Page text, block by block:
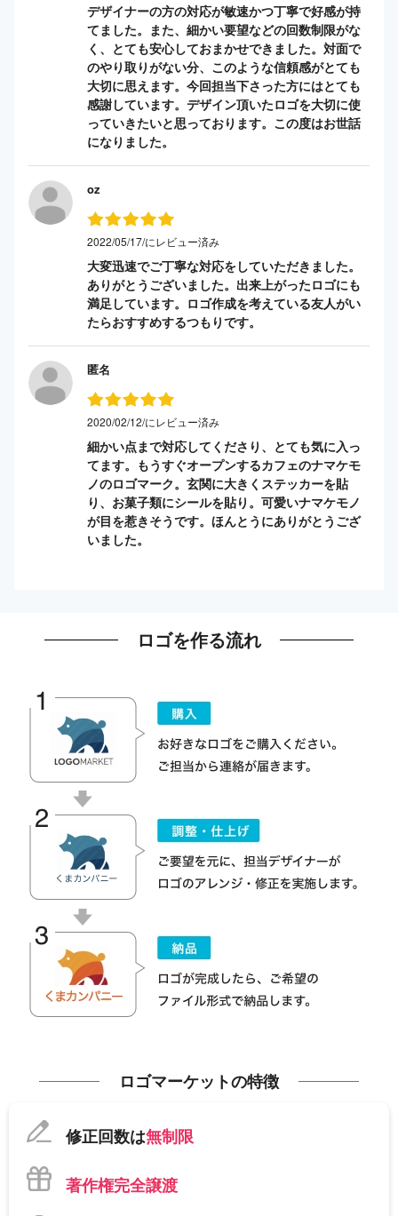
デザイナーの方の対応が敏速かつ丁寧で好感が持
てました。また、細かい要望などの回数制限がな
く、とても安心しておまかせできました。対面で
のやり取りがない分、このような信頼感がとても
大切に思えます。今回担当下さった方にはとても
感謝しています。デザイン頂いたロゴを大切に使
っていきたいと思っております。この度はお世話
になりました。
oz
2022/05/17/にレビュー済み
大変迅速でご丁寧な対応をしていただきました。
ありがとうございました。出来上がったロゴにも
満足しています。ロゴ作成を考えている友人がい
たらおすすめするつもりです。
匿名
2020/02/12/にレビュー済み
細かい点まで対応してくださり、とても気に入っ
てます。もうすぐオープンするカフェのナマケモ
ノのロゴマーク。玄関に大きくステッカーを貼
り、お菓子類にシールを貼り。可愛いナマケモノ
が目を惹きそうです。ほんとうにありがとうござ
いました。
ロゴを作る流れ
ロゴマーケットの特徴
修正回数は無制限
著作権完全譲渡